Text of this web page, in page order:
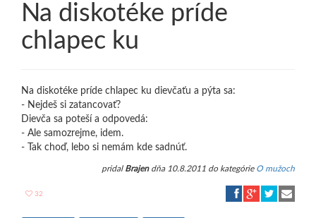
Na diskotéke príde
chlapec ku
Na diskotéke príde chlapec ku dievčaťu a pýta sa:
- Nejdeš si zatancovať?
Dievča sa poteší a odpovedá:
- Ale samozrejme, idem.
- Tak choď, lebo si nemám kde sadnúť.
pridal Brajendňa 10.8.2011 do kategórie O mužoch
32